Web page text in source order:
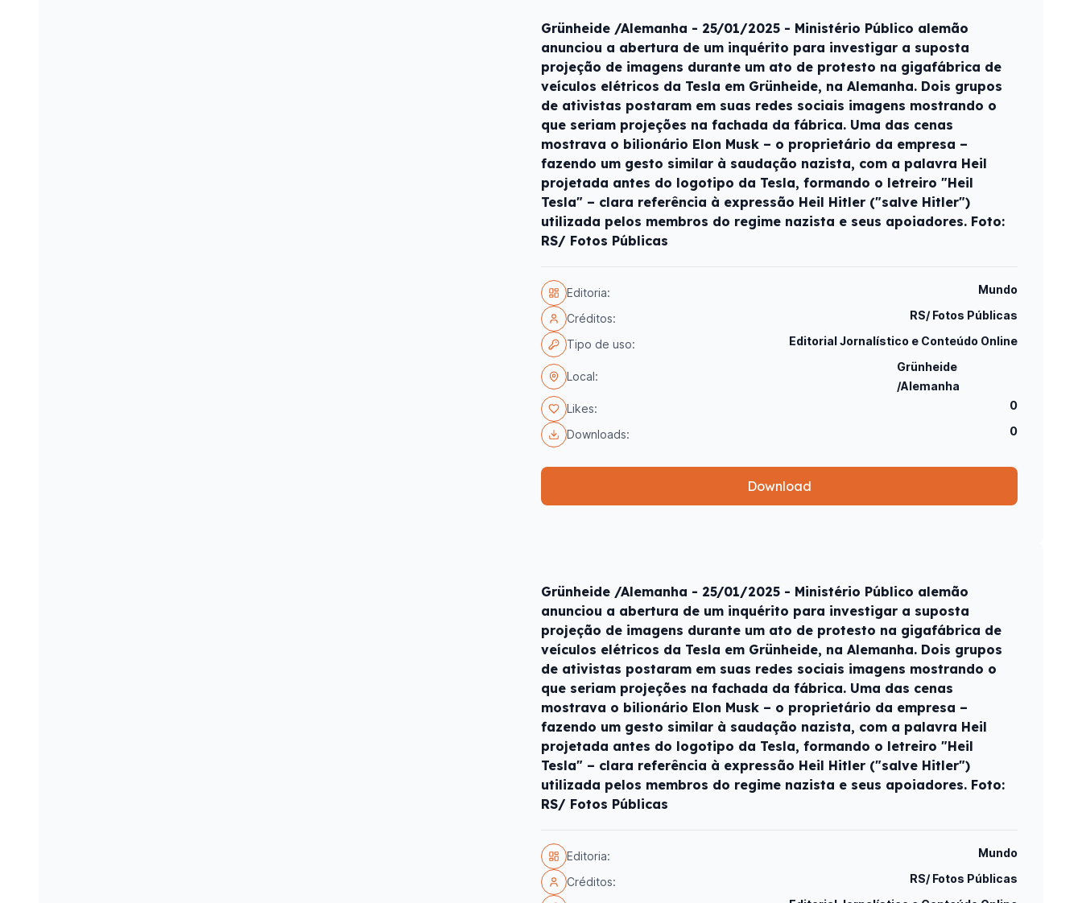
Grünheide /Alemanha - 25/01/2025 - Ministério Público alemão
anunciou a abertura de um inquérito para investigar a suposta
projeção de imagens durante um ato de protesto na gigafábrica de
veículos elétricos da Tesla em Grünheide, na Alemanha. Dois grupos
de ativistas postaram em suas redes sociais imagens mostrando o
que seriam projeções na fachada da fábrica. Uma das cenas
mostrava o bilionário Elon Musk – o proprietário da empresa –
fazendo um gesto similar à saudação nazista, com a palavra Heil
projetada antes do logotipo da Tesla, formando o letreiro "Heil
Tesla" – clara referência à expressão Heil Hitler ("salve Hitler")
utilizada pelos membros do regime nazista e seus apoiadores. Foto:
RS/ Fotos Públicas
Editoria: Mundo
Créditos: RS/ Fotos Públicas
Tipo de uso: Editorial Jornalístico e Conteúdo Online
Local:
Grünheide
/Alemanha
Likes:
0
Downloads: 0
Download
Grünheide /Alemanha - 25/01/2025 - Ministério Público alemão
anunciou a abertura de um inquérito para investigar a suposta
projeção de imagens durante um ato de protesto na gigafábrica de
veículos elétricos da Tesla em Grünheide, na Alemanha. Dois grupos
de ativistas postaram em suas redes sociais imagens mostrando o
que seriam projeções na fachada da fábrica. Uma das cenas
mostrava o bilionário Elon Musk – o proprietário da empresa –
fazendo um gesto similar à saudação nazista, com a palavra Heil
projetada antes do logotipo da Tesla, formando o letreiro "Heil
Tesla" – clara referência à expressão Heil Hitler ("salve Hitler")
utilizada pelos membros do regime nazista e seus apoiadores. Foto:
RS/ Fotos Públicas
Editoria: Mundo
Créditos: RS/ Fotos Públicas